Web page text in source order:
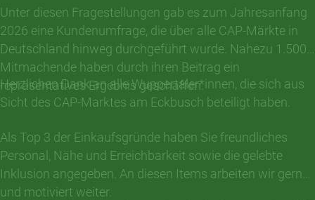
Unter diesen Fragestellungen gab es zum Jahresanfang
2026 eine Kundenumfrage, die über alle CAP-Märkte in
Deutschland hinweg durchgeführt wurde. Nahezu 1.500
Mitmachende haben durch ihren Beitrag ein
repräsentatives Ergebnis geschaffen.
Herzlichen Dank an alle Wuppertaler*innen, die sich aus
Sicht des CAP-Marktes am Eckbusch beteiligt haben.
Als Top 3 der Einkaufsgründe haben Sie freundliches
Personal, Nähe und Erreichbarkeit sowie die gelebte
Inklusion angegeben. An diesen Items arbeiten wir gerne
und motiviert weiter.